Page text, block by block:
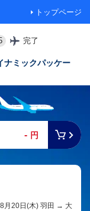
トップページ
完了
ナミックパッケー
- 円
8月20日(木) 羽田 → 大